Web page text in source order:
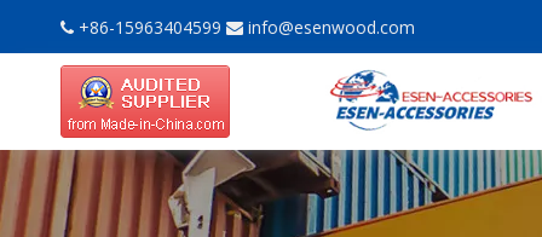
 +86-15963404599  info@esenwood.com